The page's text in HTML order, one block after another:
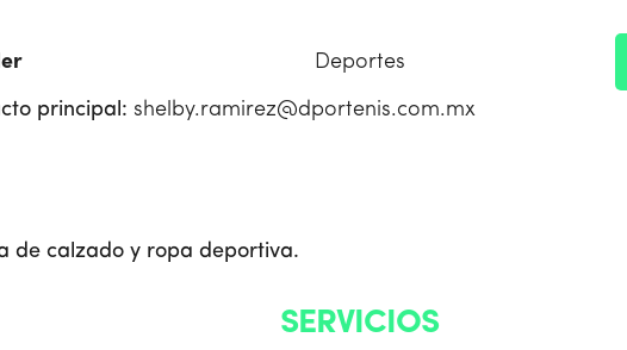
Deportes
principal: shelby.ramirez@dportenis.com.mx
de calzado y ropa deportiva.
SERVICIOS